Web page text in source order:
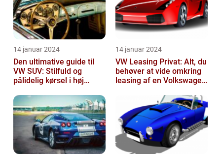
14 januar 2024
Den ultimative guide til
VW SUV: Stilfuld og
pålidelig kørsel i høj
14 januar 2024
VW Leasing Privat: Alt, du
behøver at vide omkring
leasing af en Volkswagen